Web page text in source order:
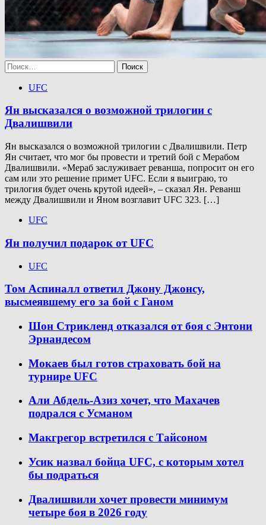
Найти:
UFC
Ян высказался о возможной трилогии с
Двалишвили
Ян высказался о возможной трилогии с Двалишвили. Петр
Ян считает, что мог бы провести и третий бой с Мерабом
Двалишвили. «Мераб заслуживает реванша, попросит он его
сам или это решение примет UFC. Если я выиграю, то
трилогия будет очень крутой идеей», – сказал Ян. Реванш
между Двалишвили и Яном возглавит UFC 323. […]
UFC
Ян получил подарок от UFC
UFC
Том Аспиналл ответил Джону Джонсу,
высмеявшему его за бой с Ганом
Шон Стрикленд отказался от боя с Энтони
Эрнандесом
Мокаев был готов страховать бой на
турнире UFC
Али Абдель-Азиз хочет, что Махачев
подрался с Усманом
Макгрегор встретился с Тайсоном
Усик назвал бойца UFC, с которым хотел
бы подраться
Двалишвили хочет провести минимум
четыре боя в 2026 году